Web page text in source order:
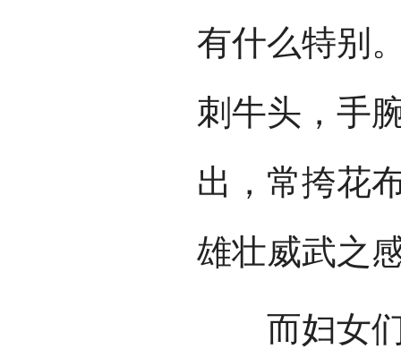
有什么特别
刺牛头，手
出，常挎花
雄壮威武之
而妇女们